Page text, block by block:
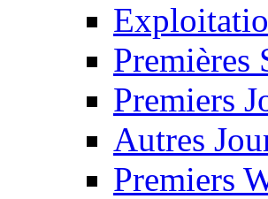
Premières
Premiers
Autres
Premiers